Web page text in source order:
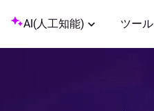
AI(人工知能) ツール